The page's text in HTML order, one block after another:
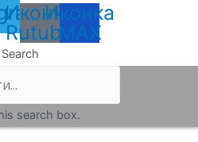
Иконка
Rutube
Иконка
MAX
Search
search box.